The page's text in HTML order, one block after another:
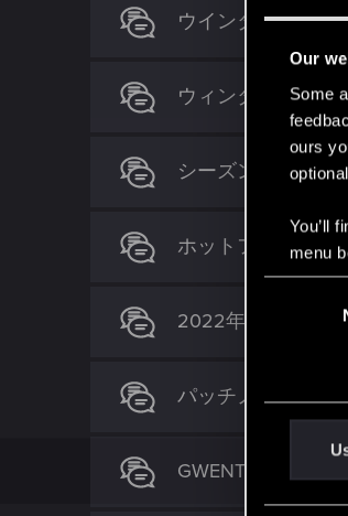
Our
Some
ours
You’ll
menu
e
ウインターホリデ
ウィンターイベン
シーズン・ワイル
ホットフィックス
2022年ロードマ
パッチノート 9.6
GWENT World